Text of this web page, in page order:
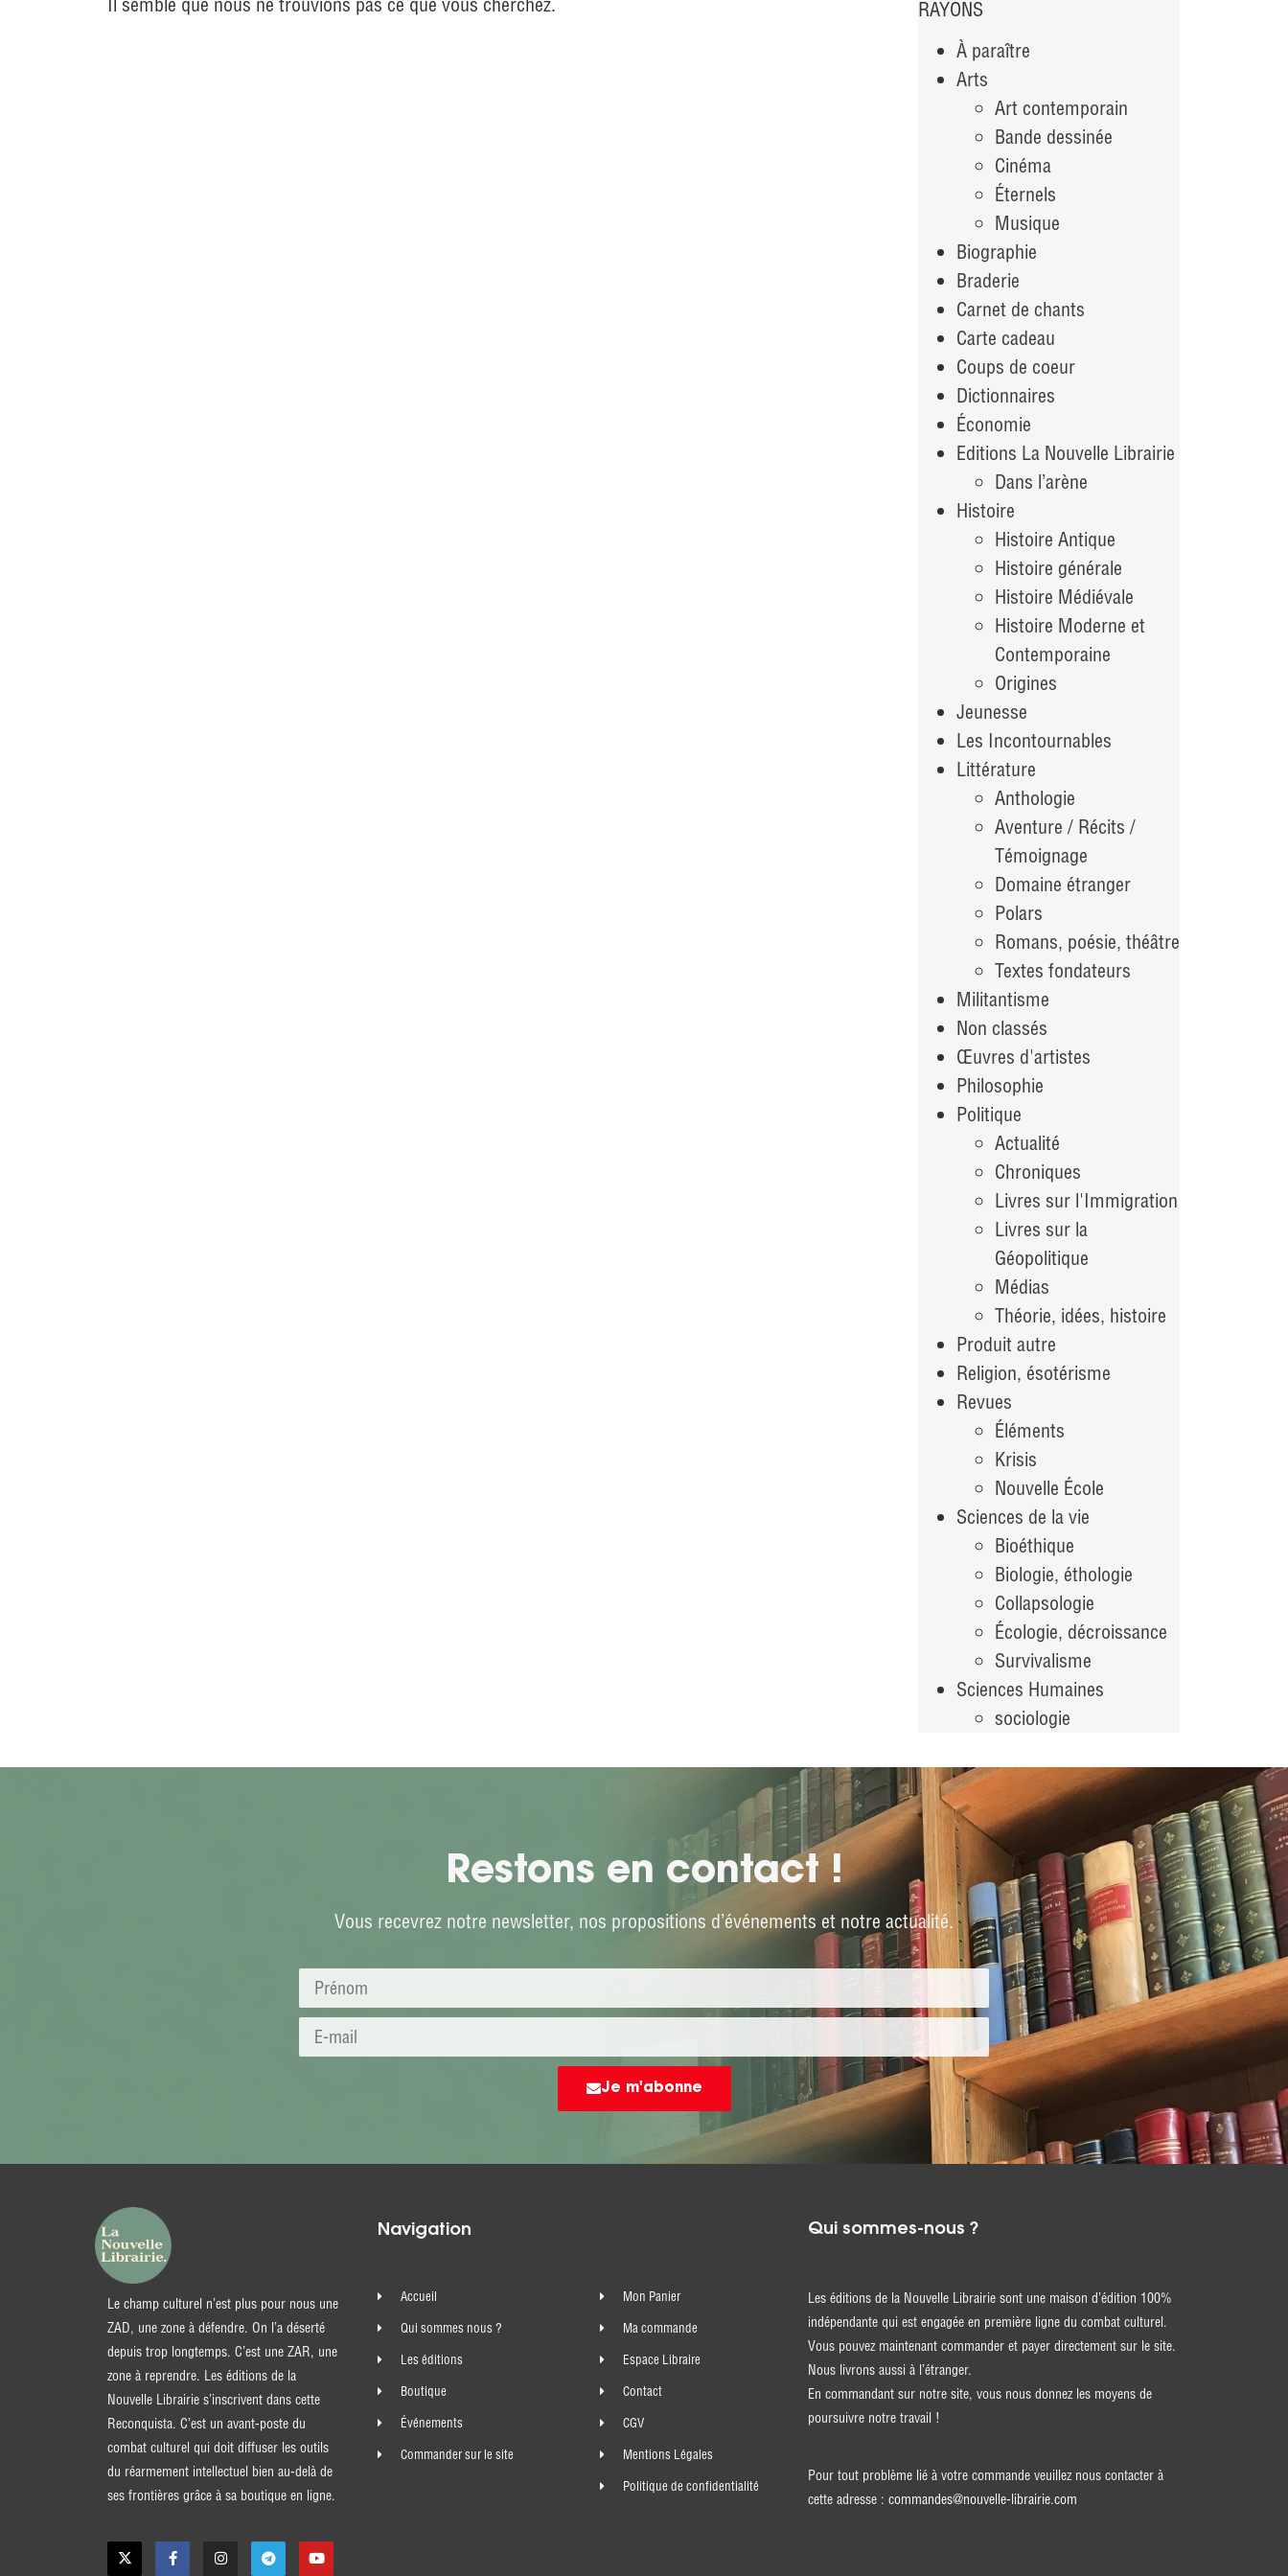
RAYONS
À paraître
Arts
Art contemporain
Bande dessinée
Cinéma
Éternels
Musique
Biographie
Braderie
Carnet de chants
Carte cadeau
Coups de coeur
Dictionnaires
Économie
Editions La Nouvelle Librairie
Dans l’arène
Histoire
Histoire Antique
Histoire générale
Histoire Médiévale
Histoire Moderne et
Contemporaine
Origines
Jeunesse
Les Incontournables
Littérature
Anthologie
Aventure / Récits /
Témoignage
Domaine étranger
Polars
Romans, poésie, théâtre
Textes fondateurs
Militantisme
Non classés
Œuvres d'artistes
Philosophie
Politique
Actualité
Chroniques
Livres sur l'Immigration
Livres sur la
Géopolitique
Médias
Théorie, idées, histoire
Produit autre
Religion, ésotérisme
Revues
Éléments
Krisis
Nouvelle École
Sciences de la vie
Bioéthique
Biologie, éthologie
Collapsologie
Écologie, décroissance
Survivalisme
Sciences Humaines
sociologie
Restons en contact !
Vous recevrez notre newsletter, nos propositions d’événements et notre actualité.
Je m'abonne
Le champ culturel n’est plus pour nous une
ZAD, une zone à défendre. On l’a déserté
depuis trop longtemps. C’est une ZAR, une
zone à reprendre. Les éditions de la
Nouvelle Librairie s’inscrivent dans cette
Reconquista. C’est un avant-poste du
combat culturel qui doit diffuser les outils
du réarmement intellectuel bien au-delà de
ses frontières grâce à sa boutique en ligne.
Navigation
Accueil
Qui sommes nous ?
Les éditions
Boutique
Événements
Commander sur le site
Mon Panier
Ma commande
Espace Libraire
Contact
CGV
Mentions Légales
Politique de confidentialité
Qui sommes-nous ?
Les éditions de la Nouvelle Librairie sont une maison d’édition 100%
indépendante qui est engagée en première ligne du combat culturel.
Vous pouvez maintenant commander et payer directement sur le site.
Nous livrons aussi à l’étranger.
En commandant sur notre site, vous nous donnez les moyens de
poursuivre notre travail !
Pour tout problème lié à votre commande veuillez nous contacter à
cette adresse : commandes@nouvelle-librairie.com